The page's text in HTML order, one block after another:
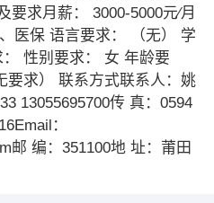
要求月薪： 3000-5000元∕月
医保 语言要求： （无） 学
性别要求： 女 年龄要
要求） 联系方式联系人：姚
13055695700传 真：0594
：
邮 编：351100地 址：莆田